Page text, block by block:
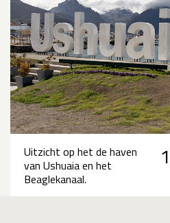
Uitzicht op het de haven
van Ushuaia en het
Beaglekanaal.